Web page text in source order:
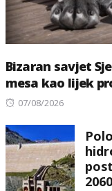
Bizaran savjet
mesa kao lijek
Posted
07/08/2026